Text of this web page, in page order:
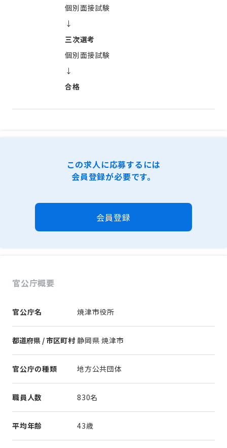
個別面接試験
↓
三次選考
個別面接試験
↓
合格
この求人に応募するには
会員登録が必要です。
会員登録
官公庁概要
官公庁名 焼津市役所
都道府県 / 市区町村 静岡県 焼津市
官公庁の種類 地方公共団体
職員人数 830名
平均年齢 43歳